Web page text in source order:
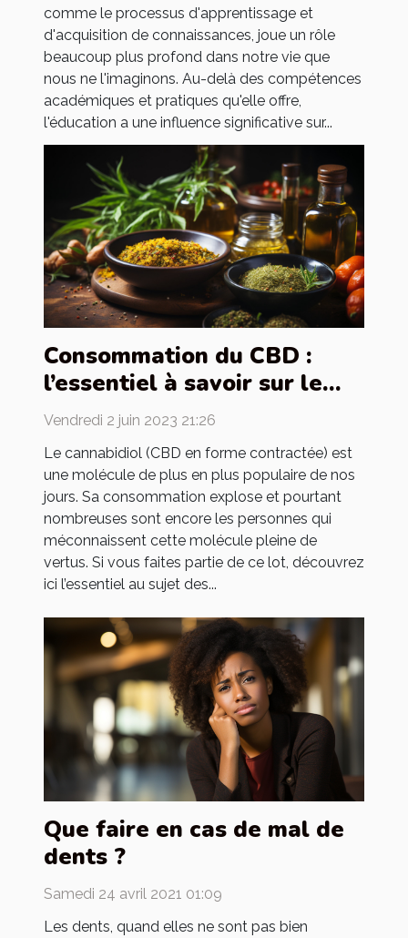
comme le processus d'apprentissage et
d'acquisition de connaissances, joue un rôle
beaucoup plus profond dans notre vie que
nous ne l'imaginons. Au-delà des compétences
académiques et pratiques qu'elle offre,
l'éducation a une influence significative sur...
Consommation du CBD :
l’essentiel à savoir sur le
sujet !
Vendredi 2 juin 2023 21:26
Le cannabidiol (CBD en forme contractée) est
une molécule de plus en plus populaire de nos
jours. Sa consommation explose et pourtant
nombreuses sont encore les personnes qui
méconnaissent cette molécule pleine de
vertus. Si vous faites partie de ce lot, découvrez
ici l’essentiel au sujet des...
Que faire en cas de mal de
dents ?
Samedi 24 avril 2021 01:09
Les dents, quand elles ne sont pas bien